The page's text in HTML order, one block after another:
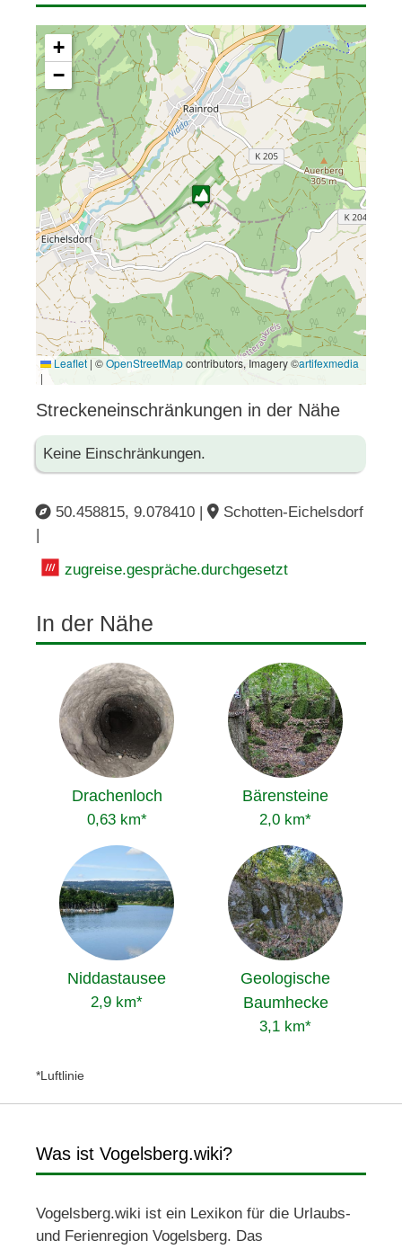
+
−
Leaflet | ©OpenStreetMapcontributors, Imagery ©artifexmedia
|
Streckeneinschränkungen in der Nähe
Keine Einschränkungen.
50.458815, 9.078410 |
Schotten-Eichelsdorf
zugreise.gespräche.durchgesetzt
In der Nähe
Drachenloch
0,63 km*
Bärensteine
2,0 km*
Niddastausee
2,9 km*
Geologische
Baumhecke
3,1 km*
*Luftlinie
Was ist Vogelsberg.wiki?
Vogelsberg.wiki ist ein Lexikon für die Urlaubs-
und Ferienregion Vogelsberg. Das